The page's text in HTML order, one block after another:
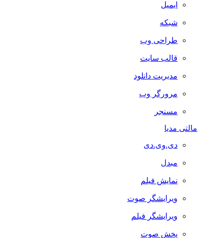
ایمیل
شبکه
طراحی وب
قالب سایت
مدیریت دانلود
مرورگر وب
مسنجر
مالتی مدیا
دی.وی.دی
مبدل
نمایش فیلم
ویرایشگر صوت
ویرایشگر فیلم
پخش صوت